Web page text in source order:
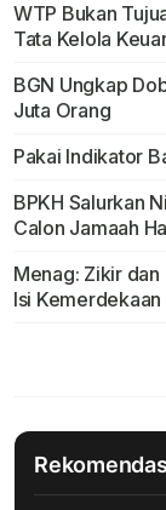
WTP Bukan
Tata Kelola
BGN Ungkap
Juta Orang
Pakai Indikator
BPKH Salurkan
Calon Jamaah
Menag: Zikir dan
Isi Kemerdekaan